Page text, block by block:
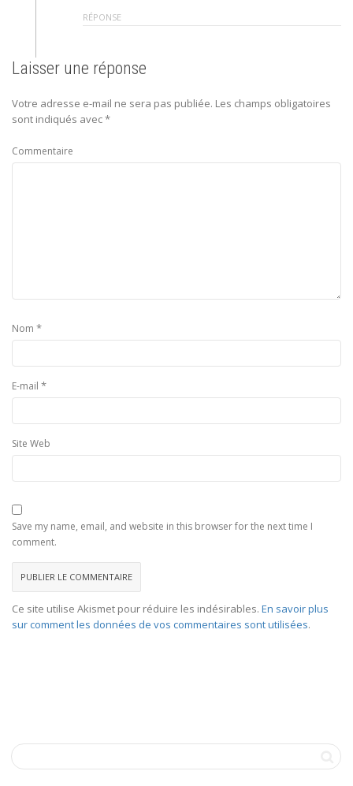
RÉPONSE
Laisser une réponse
Votre adresse e-mail ne sera pas publiée. Les champs obligatoires
sont indiqués avec*
Commentaire
Nom *
E-mail *
Site Web
Save my name, email, and website in this browser for the next time I
comment.
Ce site utilise Akismet pour réduire les indésirables. En savoir plus
sur comment les données de vos commentaires sont utilisées.